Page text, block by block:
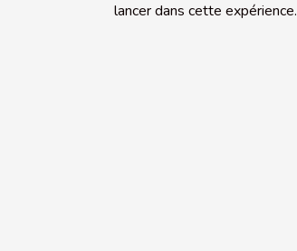
lancer dans cette expérience.